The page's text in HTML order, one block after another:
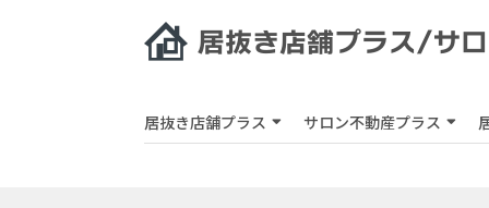
居抜き店舗プラス サロン不動産プラス